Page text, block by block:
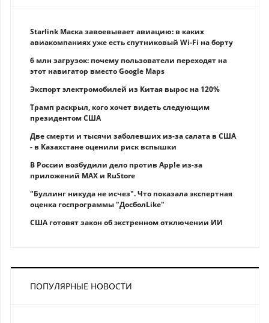
Starlink Маска завоевывает авиацию: в каких
авиакомпаниях уже есть спутниковый Wi-Fi на борту
6 млн загрузок: почему пользователи переходят на
этот навигатор вместо Google Maps
Экспорт электромобилей из Китая вырос на 120%
Трамп раскрыл, кого хочет видеть следующим
президентом США
Две смерти и тысячи заболевших из-за салата в США
- в Казахстане оценили риск вспышки
В России возбудили дело против Apple из-за
приложений MAX и RuStore
"Буллинг никуда не исчез". Что показала экспертная
оценка госпрограммы "ДосболLike"
США готовят закон об экстренном отключении ИИ
ПОПУЛЯРНЫЕ НОВОСТИ